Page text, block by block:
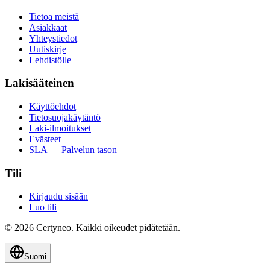
Tietoa meistä
Asiakkaat
Yhteystiedot
Uutiskirje
Lehdistölle
Lakisääteinen
Käyttöehdot
Tietosuojakäytäntö
Laki-ilmoitukset
Evästeet
SLA — Palvelun tason
Tili
Kirjaudu sisään
Luo tili
© 2026 Certyneo. Kaikki oikeudet pidätetään.
Suomi